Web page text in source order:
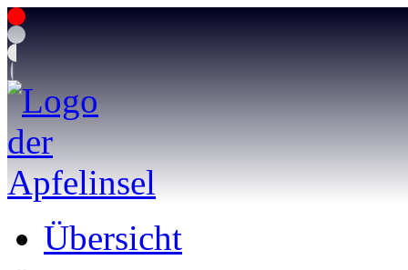
Übersicht